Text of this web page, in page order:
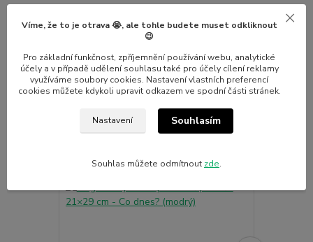
Související zboží 7
Víme, že to je otrava 😭, ale tohle budete muset odkliknout
😉
Pro základní funkčnost, zpříjemnění používání webu, analytické
účely a v případě udělení souhlasu také pro účely cílení reklamy
využíváme soubory cookies. Nastavení vlastních preferencí
cookies můžete kdykoli upravit odkazem ve spodní části stránek.
Nastavení Souhlasím
Souhlas můžete odmítnout zde.